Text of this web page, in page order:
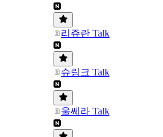
리쥬란 Talk
슈링크 Talk
울쎄라 Talk